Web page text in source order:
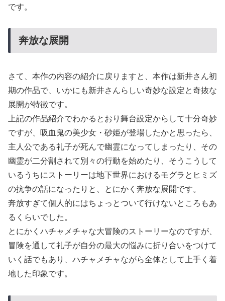
です。
奔放な展開
さて、本作の内容の紹介に戻りますと、本作は新井さん初
期の作品で、いかにも新井さんらしい奇妙な設定と奇抜な
展開が特徴です。
上記の作品紹介でわかるとおり舞台設定からして十分奇妙
ですが、吸血鬼の美少女・砂姫が登場したかと思ったら、
主人公である礼子が死んで幽霊になってしまったり、その
幽霊が二分割されて別々の行動を始めたり、そうこうして
いるうちにストーリーは地下世界におけるモグラとヒミズ
の抗争の話になったりと、とにかく奔放な展開です。
奔放すぎて個人的にはちょっとついて行けないところもあ
るくらいでした。
とにかくハチャメチャな大冒険のストーリーなのですが、
冒険を通して礼子が自分の最大の悩みに折り合いをつけて
いく話でもあり、ハチャメチャながら全体として上手く着
地した印象です。